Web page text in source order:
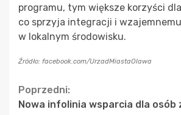
programu, tym większe korzyści
co sprzyja integracji i
w lokalnym środowisku.
Źródło: facebook.com/UrzadMiastaOlawa
Continue
Poprzedni:
Nowa infolinia wsparcia dla osób